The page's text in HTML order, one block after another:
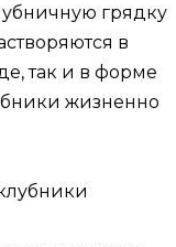
грядку
в
так и в форме
жизненно